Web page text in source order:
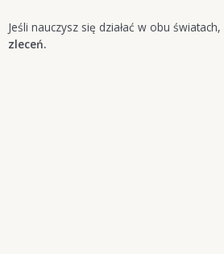
Jeśli nauczysz się działać w obu światach,
zleceń.